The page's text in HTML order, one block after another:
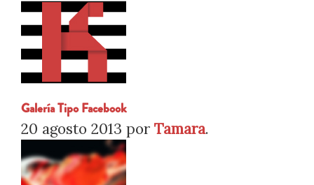
Galería Tipo Facebook
20 agosto 2013 por Tamara.